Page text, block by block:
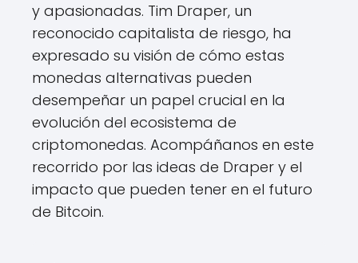
y apasionadas. Tim Draper, un
reconocido capitalista de riesgo, ha
expresado su visión de cómo estas
monedas alternativas pueden
desempeñar un papel crucial en la
evolución del ecosistema de
criptomonedas. Acompáñanos en este
recorrido por las ideas de Draper y el
impacto que pueden tener en el futuro
de Bitcoin.